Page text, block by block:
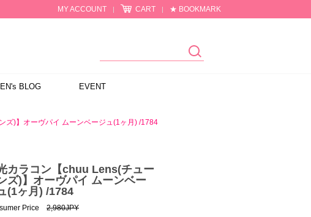
MY ACCOUNT | CART | ★ BOOKMARK
BLOG EVENT
ズ)】オーヴパイ ムーンベージュ(1ヶ月) /1784
カラコン【chuu Lens(チュー
ズ)】オーヴパイ ムーンベー
(1ヶ月) /1784
Price
2,980JPY